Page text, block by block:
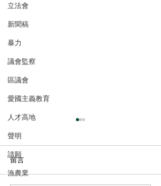
立法會
新聞稿
暴力
議會監察
區議會
愛國主義教育
人才高地
聲明
請願
漁農業
留言